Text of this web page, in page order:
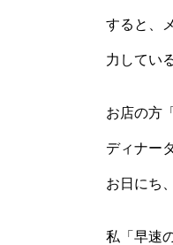
すると、
力してい
お店の方
ディナー
お日にち
私「早速